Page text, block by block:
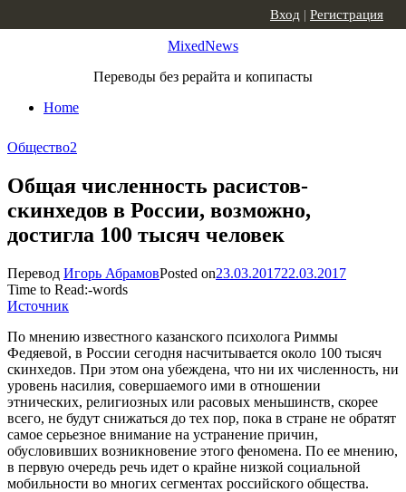
MixedNews
Переводы без рерайта и копипасты
Home
Вход | Регистрация
Общество2
Общая численность расистов-
скинхедов в России, возможно,
достигла 100 тысяч человек
Перевод Игорь АбрамовPosted on23.03.201722.03.2017
Time to Read:-words
Источник
По мнению известного казанского психолога Риммы
Федяевой, в России сегодня насчитывается около 100 тысяч
скинхедов. При этом она убеждена, что ни их численность, ни
уровень насилия, совершаемого ими в отношении
этнических, религиозных или расовых меньшинств, скорее
всего, не будут снижаться до тех пор, пока в стране не обратят
самое серьезное внимание на устранение причин,
обусловивших возникновение этого феномена. По ее мнению,
в первую очередь речь идет о крайне низкой социальной
мобильности во многих сегментах российского общества.